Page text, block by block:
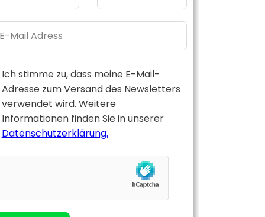
Ich stimme zu, dass meine E-Mail-
Adresse zum Versand des Newsletters
verwendet wird. Weitere
Informationen finden Sie in unserer
Datenschutzerklärung.